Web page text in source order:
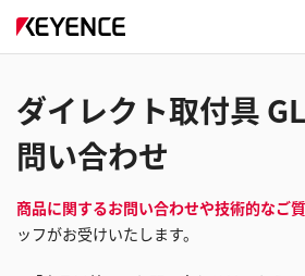
ダイレクト取付具
問い合わせ
商品に関するお問い合わせや技術的なご質
ッフがお受けいたします。